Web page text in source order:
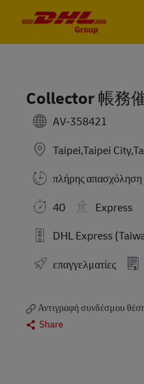
Collector 帳務
AV-358421
Taipei,Taipei
πλήρης απασχόληση
40
Express
DHL Express
επαγγελματίες
Αντιγραφή συνδέσμου
Share